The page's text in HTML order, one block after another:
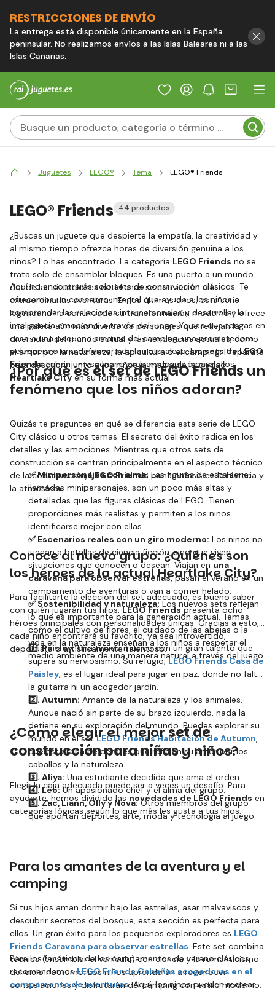
RESTRICCIONES DE ENVÍO
La entrega está disponible únicamente en la España
peninsular. No realizamos envíos a las Islas Baleares ni a las
Islas Canarias.
Juguetes LEGO® Tema LEGO® Friends
LEGO® Friends 44 productos
¿Buscas un juguete que despierte la empatía, la creatividad y
al mismo tiempo ofrezca horas de diversión genuina a los
niños? Lo has encontrado. La categoría LEGO Friends no se
trata solo de ensamblar bloques. Es una puerta a un mundo
donde las situaciones cotidianas se convierten en
extraordinarias aventuras. En los últimos años, esta serie
legendaria ha continuado su transformación moderna y ofrece
una paleta aún más diversa de personajes que reflejan la
diversidad del mundo actual y las tendencias actuales, como
el amor por la naturaleza, la apicultura o el camping. Prepárate
para descubrir junto a los niños la magia de la ciudad
Heartlake City en su forma más actual.
Aquí no encontrarás solo sets de construcción clásicos. Te
ofrecemos un concepto integral que ayuda a los niños a
comprender las relaciones interpersonales y desarrollar la
inteligencia emocional a través del juego. Ya sea que tengas en
casa a una pequeña amante del camping, una prometedora
peluquera o una defensora de la naturaleza, lossets de LEGO
Friendstienen un escenario preparado justo para ellos.
¿Por qué esel set de LEGO Friends un
fenómeno que los niños adoran?
Quizás te preguntes en qué se diferencia esta serie de LEGO
City clásico u otros temas. El secreto del éxito radica en los
detalles y las emociones. Mientras que otros sets de
construcción se centran principalmente en el aspecto técnico
de la construcción,LEGO Friends pone énfasis en la historia y
la atmósfera.
✅ Minipersonajes con alma: Las figuras de esta serie,
llamadas minipersonajes, son un poco más altas y
detalladas que las figuras clásicas de LEGO. Tienen
proporciones más realistas y permiten a los niños
identificarse mejor con ellas.
✅ Escenarios reales con un giro moderno: Los niños no
juegan a batallas de ciencia ficción, sino que viven
situaciones que conocen o desean. Viajan en una
caravana para observar estrellas, pasan el verano en un
campamento de aventuras o van a comer helado.
✅ Sostenibilidad y naturaleza:Los nuevos sets reflejan
lo que es importante para la generación actual. Temas
como el cultivo de flores, el cuidado de las abejas o la
vida en la naturaleza enseñan a los niños a respetar el
medio ambiente de una manera natural a través del juego.
Conoce al nuevo grupo: ¿Quiénes son
los héroes de la actual Heartlake City?
Para facilitarte la elección del set adecuado, es bueno saber
con quién jugarán tus hijos.LEGO Friendspresenta ocho
héroes principales con personalidades únicas. Gracias a esto,
cada niño encontrará su favorito, ya sea introvertido,
deportista o artísticamente talentoso.
1️⃣. Paisley:Una tímida músico con un gran talento que
supera su nerviosismo. Su refugio,LEGO Friends Casa de
Paisley, es el lugar ideal para jugar en paz, donde no falta
la guitarra ni un acogedor jardín.
2️⃣. Autumn: Amante de la naturaleza y los animales.
Aunque nació sin parte de su brazo izquierdo, nada la
detiene en su exploración del mundo. Puedes explorar su
mundo en el setLEGO Friends Habitación de Autumn,
que está llena de detalles que reflejan su amor por los
caballos y la naturaleza.
3️⃣. Aliya: Una estudiante decidida que ama el orden.
4️⃣. Leo: Un apasionado chef y el alma del grupo.
5️⃣. Zac, Liann, Olly y Nova:Otros miembros del grupo
que aportan deportes, arte, moda y tecnología al juego.
¿Cómo elegir el mejorset de
construcción para niñasy niños?
Elegir la caja adecuada puede ser a veces un desafío. Para
ayudarte, hemos dividido las novedades de LEGO Friends en
categorías lógicas según lo que más les gusta a tus hijos.
Para los amantes de la aventura y el
camping
Si tus hijos aman dormir bajo las estrellas, asar malvaviscos y
descubrir secretos del bosque, esta sección es perfecta para
ellos. Un gran éxito para los pequeños exploradores es LEGO
Friends Caravana para observar estrellas. Este set combina
técnica (ensamblar el vehículo) con ciencia y la romanticismo
del cielo nocturno. Los niños aprenderán a reconocer
constelaciones y disfrutarán del camping con estilo moderno.
Para los fanáticos de los campamentos de verano clásicos,
recomendamosLEGO Friends Cabañas acogedoras en el
campamento de aventuras. Aquí, los niños pueden recrear